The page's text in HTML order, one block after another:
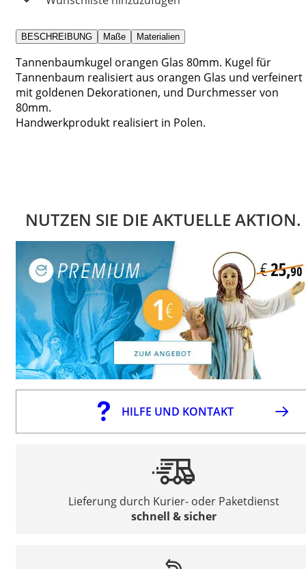
BESCHREIBUNG Maße Materialien
Tannenbaumkugel orangen Glas 80mm. Kugel für
Tannenbaum realisiert aus orangen Glas und verfeinert
mit goldenen Dekorationen, und Durchmesser von
80mm.
Handwerkprodukt realisiert in Polen.
NUTZEN SIE DIE AKTUELLE AKTION.
HILFE UND KONTAKT
Lieferung durch Kurier- oder Paketdienst
schnell & sicher